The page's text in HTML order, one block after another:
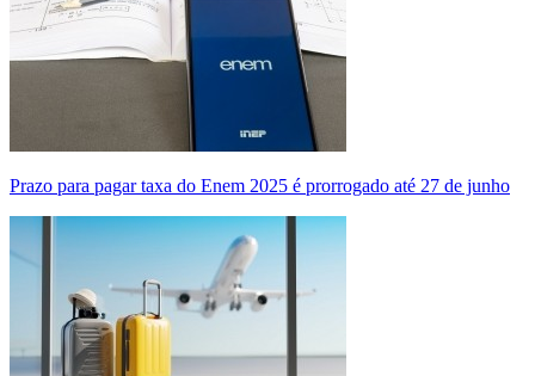
Prazo para pagar taxa do Enem 2025 é prorrogado até 27 de junho